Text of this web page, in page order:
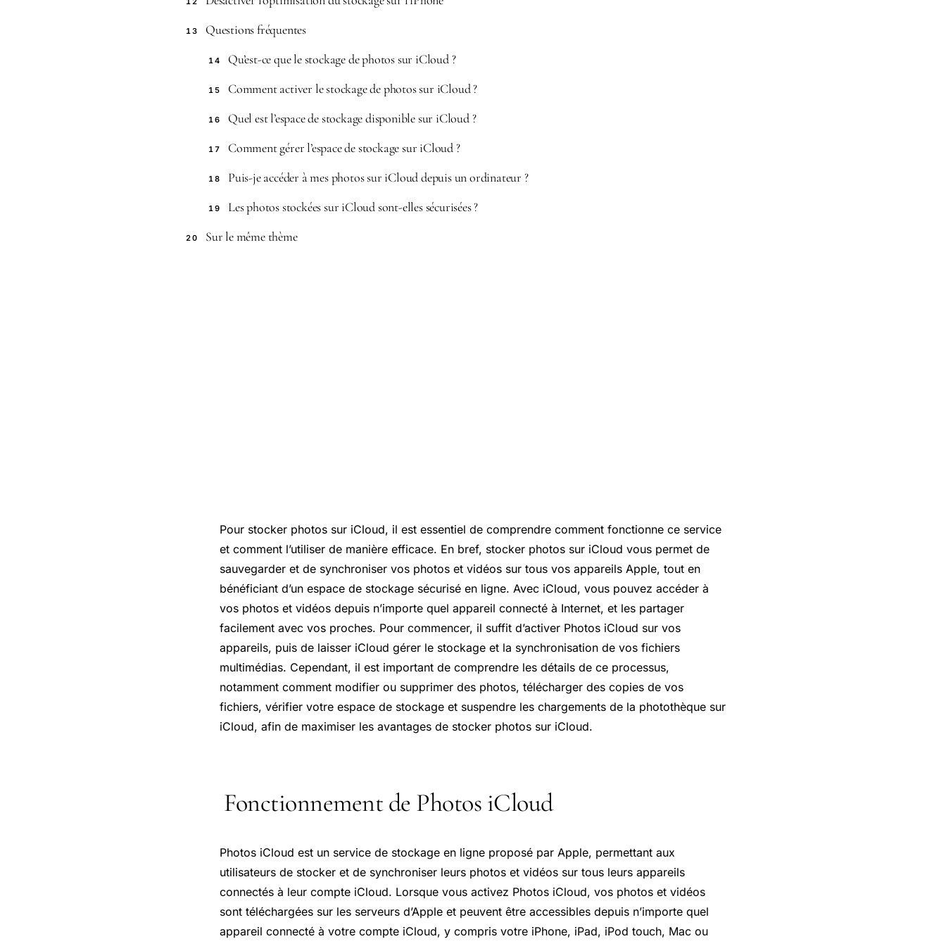
13 Questions fréquentes
14 Qu’est-ce que le stockage de photos sur iCloud ?
15 Comment activer le stockage de photos sur iCloud ?
16 Quel est l’espace de stockage disponible sur iCloud ?
17 Comment gérer l’espace de stockage sur iCloud ?
18 Puis-je accéder à mes photos sur iCloud depuis un ordinateur ?
19 Les photos stockées sur iCloud sont-elles sécurisées ?
20 Sur le même thème
Pour stocker photos sur iCloud, il est essentiel de comprendre comment fonctionne ce service
et comment l’utiliser de manière efficace. En bref, stocker photos sur iCloud vous permet de
sauvegarder et de synchroniser vos photos et vidéos sur tous vos appareils Apple, tout en
bénéficiant d’un espace de stockage sécurisé en ligne. Avec iCloud, vous pouvez accéder à
vos photos et vidéos depuis n’importe quel appareil connecté à Internet, et les partager
facilement avec vos proches. Pour commencer, il suffit d’activer Photos iCloud sur vos
appareils, puis de laisser iCloud gérer le stockage et la synchronisation de vos fichiers
multimédias. Cependant, il est important de comprendre les détails de ce processus,
notamment comment modifier ou supprimer des photos, télécharger des copies de vos
fichiers, vérifier votre espace de stockage et suspendre les chargements de la photothèque sur
iCloud, afin de maximiser les avantages de stocker photos sur iCloud.
Fonctionnement de Photos iCloud
Photos iCloud est un service de stockage en ligne proposé par Apple, permettant aux
utilisateurs de stocker et de synchroniser leurs photos et vidéos sur tous leurs appareils
connectés à leur compte iCloud. Lorsque vous activez Photos iCloud, vos photos et vidéos
sont téléchargées sur les serveurs d’Apple et peuvent être accessibles depuis n’importe quel
appareil connecté à votre compte iCloud, y compris votre iPhone, iPad, iPod touch, Mac ou